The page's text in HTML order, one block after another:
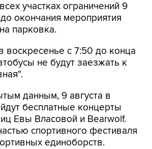
участках ограничений 9
до окончания мероприятия
парковка.
воскресенье с 7:50 до конца
не будут заезжать к
данным, 9 августа в
бесплатные концерты
Евы Власовой и Bearwolf.
спортивного фестиваля
единоборств.